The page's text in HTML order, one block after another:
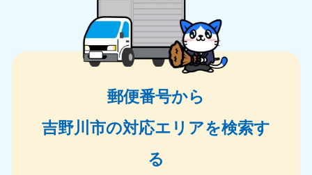
郵便番号から
吉野川市の対応エリアを検索す
る